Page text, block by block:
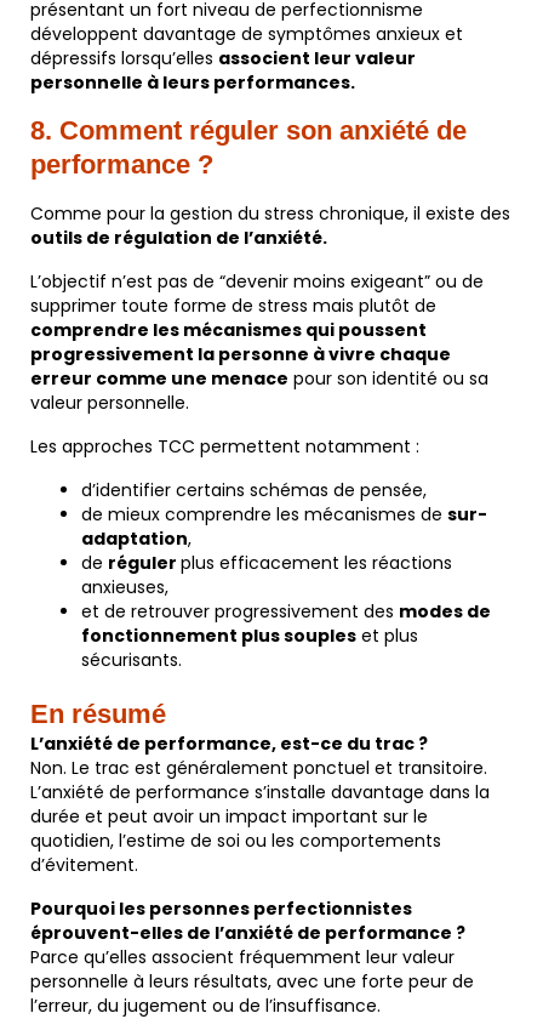
présentant un fort niveau de perfectionnisme
développent davantage de symptômes anxieux et
dépressifs lorsqu’elles associent leur valeur
personnelle à leurs performances.
8. Comment réguler son anxiété de
performance ?
Comme pour la gestion du stress chronique, il existe des
outils de régulation de l’anxiété.
L’objectif n’est pas de “devenir moins exigeant” ou de
supprimer toute forme de stress mais plutôt de
comprendre les mécanismes qui poussent
progressivement la personne à vivre chaque
erreur comme une menace pour son identité ou sa
valeur personnelle.
Les approches TCC permettent notamment :
d’identifier certains schémas de pensée,
de mieux comprendre les mécanismes de sur-
adaptation,
de réguler plus efficacement les réactions
anxieuses,
et de retrouver progressivement des modes de
fonctionnement plus souples et plus
sécurisants.
En résumé
L’anxiété de performance, est-ce du trac ?
Non. Le trac est généralement ponctuel et transitoire.
L’anxiété de performance s’installe davantage dans la
durée et peut avoir un impact important sur le
quotidien, l’estime de soi ou les comportements
d’évitement.
Pourquoi les personnes perfectionnistes
éprouvent-elles de l’anxiété de performance ?
Parce qu’elles associent fréquemment leur valeur
personnelle à leurs résultats, avec une forte peur de
l’erreur, du jugement ou de l’insuffisance.